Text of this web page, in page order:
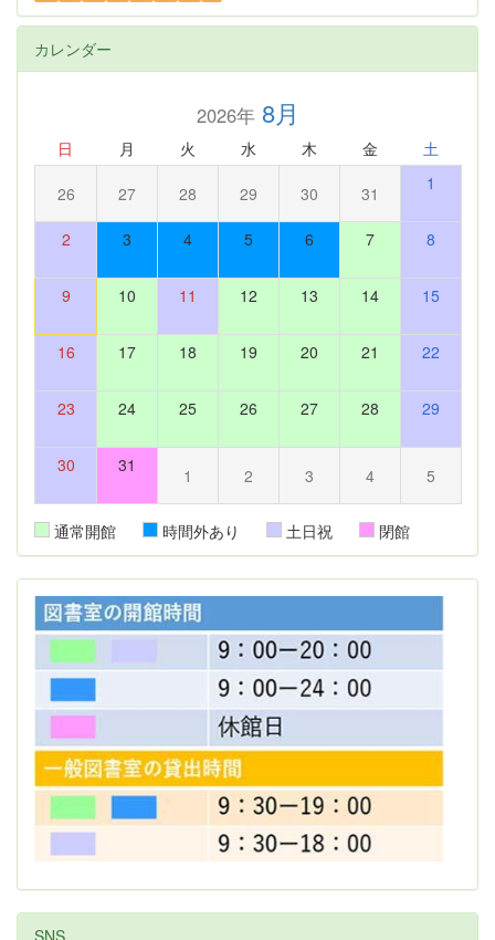
カレンダー
2026年8月
日 月 火 水 木 金 土
26 27 28 29 30 31 1
2 3 4 5 6 7 8
9 10 11 12 13 14 15
16 17 18 19 20 21 22
23 24 25 26 27 28 29
30 31 1 2 3 4 5
通常開館 時間外あり 土日祝 閉館
SNS